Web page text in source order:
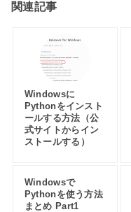
関連記事
Windowsに
Pythonをインスト
ールする方法（公
式サイトからイン
ストールする）
Windowsで
Pythonを使う方法
まとめ Part1